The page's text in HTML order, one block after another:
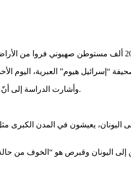
وأشارت الدراسة إلى أنّ جزءاً من المغادرين اشتروا عقارات في اليونان، بينما يعيش معظمهم في إيجارات طويلة، أو قصيرة الأجل.
يعيشون في المدن الكبرى
اليونان وقبرص هو “الخوف من